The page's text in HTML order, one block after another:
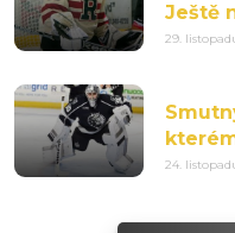
Ještě
29.
24.